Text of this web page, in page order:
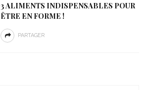
3 ALIMENTS INDISPENSABLES POUR
ÊTRE EN FORME !
PARTAGER